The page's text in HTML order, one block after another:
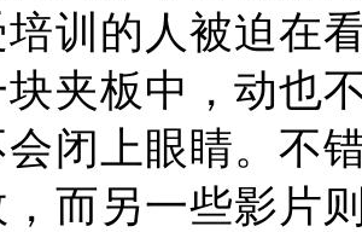
的人被迫在看
夹板中，动也
闭上眼睛。不
而另一些影片